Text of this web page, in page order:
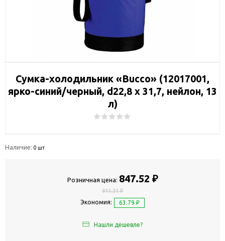
Сумка-холодильник «Bucco» (12017001,
ярко-синий/черный, d22,8 х 31,7, нейлон, 13
л)
Наличие: 0 шт
Розничная цена: 847.52 ₽
911.31 ₽
Экономия: 63.79 ₽
Нашли дешевле?